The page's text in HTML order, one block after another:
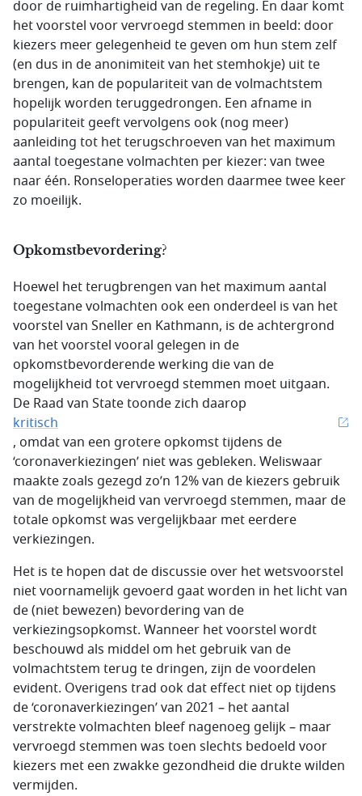
door de ruimhartigheid van de regeling. En daar komt
het voorstel voor vervroegd stemmen in beeld: door
kiezers meer gelegenheid te geven om hun stem zelf
(en dus in de anonimiteit van het stemhokje) uit te
brengen, kan de populariteit van de volmachtstem
hopelijk worden teruggedrongen. Een afname in
populariteit geeft vervolgens ook (nog meer)
aanleiding tot het terugschroeven van het maximum
aantal toegestane volmachten per kiezer: van twee
naar één. Ronseloperaties worden daarmee twee keer
zo moeilijk.
Opkomstbevordering?
Hoewel het terugbrengen van het maximum aantal
toegestane volmachten ook een onderdeel is van het
voorstel van Sneller en Kathmann, is de achtergrond
van het voorstel vooral gelegen in de
opkomstbevorderende werking die van de
mogelijkheid tot vervroegd stemmen moet uitgaan.
De Raad van State toonde zich daarop
kritisch
, omdat van een grotere opkomst tijdens de
‘coronaverkiezingen’ niet was gebleken. Weliswaar
maakte zoals gezegd zo’n 12% van de kiezers gebruik
van de mogelijkheid van vervroegd stemmen, maar de
totale opkomst was vergelijkbaar met eerdere
verkiezingen.
Het is te hopen dat de discussie over het wetsvoorstel
niet voornamelijk gevoerd gaat worden in het licht van
de (niet bewezen) bevordering van de
verkiezingsopkomst. Wanneer het voorstel wordt
beschouwd als middel om het gebruik van de
volmachtstem terug te dringen, zijn de voordelen
evident. Overigens trad ook dat effect niet op tijdens
de ‘coronaverkiezingen’ van 2021 – het aantal
verstrekte volmachten bleef nagenoeg gelijk – maar
vervroegd stemmen was toen slechts bedoeld voor
kiezers met een zwakke gezondheid die drukte wilden
vermijden.